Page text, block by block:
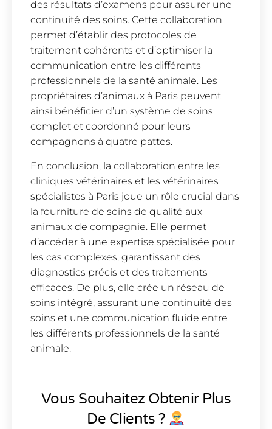
des résultats d’examens pour assurer une
continuité des soins. Cette collaboration
permet d’établir des protocoles de
traitement cohérents et d’optimiser la
communication entre les différents
professionnels de la santé animale. Les
propriétaires d’animaux à Paris peuvent
ainsi bénéficier d’un système de soins
complet et coordonné pour leurs
compagnons à quatre pattes.
En conclusion, la collaboration entre les
cliniques vétérinaires et les vétérinaires
spécialistes à Paris joue un rôle crucial dans
la fourniture de soins de qualité aux
animaux de compagnie. Elle permet
d’accéder à une expertise spécialisée pour
les cas complexes, garantissant des
diagnostics précis et des traitements
efficaces. De plus, elle crée un réseau de
soins intégré, assurant une continuité des
soins et une communication fluide entre
les différents professionnels de la santé
animale.
Vous Souhaitez Obtenir Plus
De Clients ?